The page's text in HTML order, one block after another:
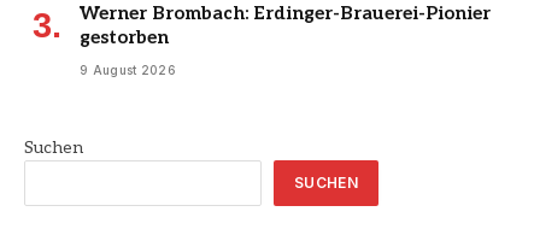
Werner Brombach: Erdinger-Brauerei-Pionier
gestorben
9 August 2026
Suchen
SUCHEN